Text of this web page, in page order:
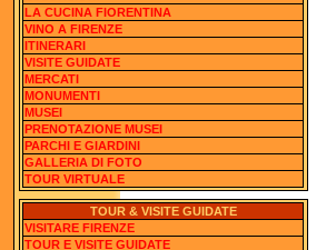
LA CUCINA FIORENTINA
VINO A FIRENZE
ITINERARI
VISITE GUIDATE
MERCATI
MONUMENTI
MUSEI
PRENOTAZIONE MUSEI
PARCHI E GIARDINI
GALLERIA DI FOTO
TOUR VIRTUALE
TOUR & VISITE GUIDATE
VISITARE FIRENZE
TOUR E VISITE GUIDATE